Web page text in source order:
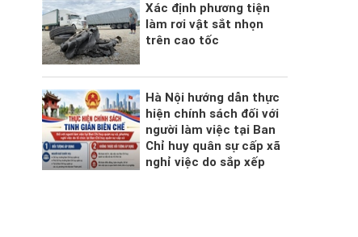
Xác định phương tiện
làm rơi vật sắt nhọn
trên cao tốc
Hà Nội hướng dẫn thực
hiện chính sách đối với
người làm việc tại Ban
Chỉ huy quân sự cấp xã
nghỉ việc do sắp xếp